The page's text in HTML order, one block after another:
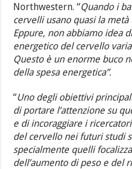
Northwestern. “Quando i
cervelli usano quasi la
Eppure, non abbiamo idea
energetico del cervello
Questo è un enorme buco
della spesa energetica”.
“Uno degli obiettivi
di portare l’attenzione su
e di incoraggiare i
del cervello nei futuri studi
specialmente quelli
dell’aumento di peso e del